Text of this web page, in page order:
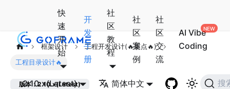
快
速
开
始
开
发
手
册
社
区
教
程
社
区
案
例
社
区
交
流
AI Vibe
Coding
2.10.x(Latest) 简体中文 搜
框架设计 工程开发设计(🔥重点🔥)
工程目录设计🔥
版本：2.10.x(Latest)